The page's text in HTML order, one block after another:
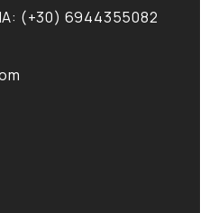
(+30) 6944355082